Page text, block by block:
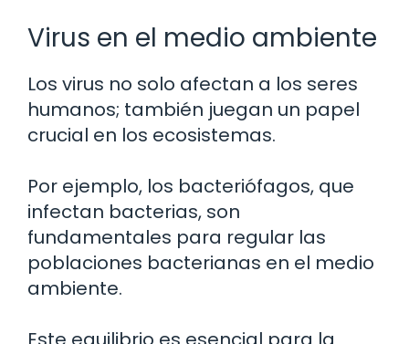
Virus en el medio ambiente
Los virus no solo afectan a los seres
humanos; también juegan un papel
crucial en los ecosistemas.
Por ejemplo, los bacteriófagos, que
infectan bacterias, son
fundamentales para regular las
poblaciones bacterianas en el medio
ambiente.